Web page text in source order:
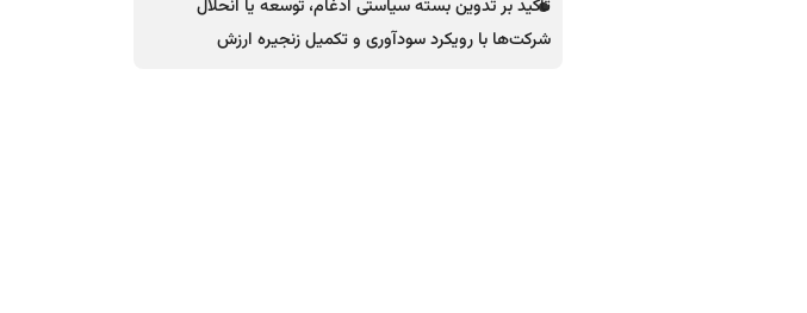
تأکید بر تدوین بسته سیاستی ادغام، توسعه یا انحلال
شرکت‌ها با رویکرد سودآوری و تکمیل زنجیره ارزش